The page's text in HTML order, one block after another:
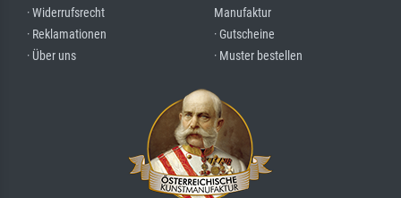
· Widerrufsrecht
· Reklamationen
· Über uns
Manufaktur
· Gutscheine
· Muster bestellen